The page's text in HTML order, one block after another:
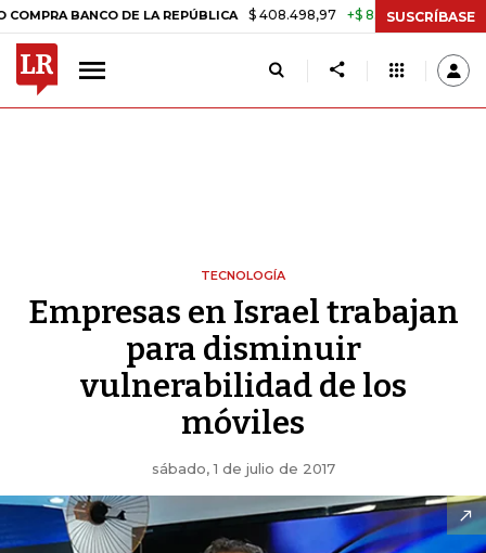
BANCO DE LA REPÚBLICA $ 408.498,97 +$ 8.753,81 +2,19%
SUSCRÍBASE
TECNOLOGÍA
Empresas en Israel trabajan
para disminuir
vulnerabilidad de los
móviles
sábado, 1 de julio de 2017